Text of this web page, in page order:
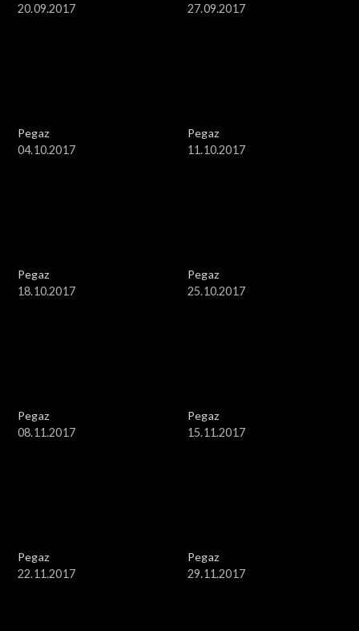
20.09.2017
27.09.2017
Pegaz
04.10.2017
Pegaz
11.10.2017
Pegaz
18.10.2017
Pegaz
25.10.2017
Pegaz
08.11.2017
Pegaz
15.11.2017
Pegaz
22.11.2017
Pegaz
29.11.2017